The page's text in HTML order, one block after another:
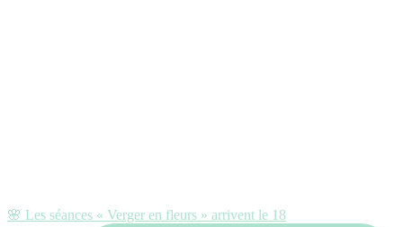
🌸 Les séances « Verger en fleurs » arrivent le 18